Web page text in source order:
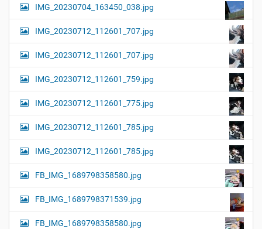
IMG_20230704_163450_038.jpg
IMG_20230712_112601_707.jpg
IMG_20230712_112601_707.jpg
IMG_20230712_112601_759.jpg
IMG_20230712_112601_775.jpg
IMG_20230712_112601_785.jpg
IMG_20230712_112601_785.jpg
FB_IMG_1689798358580.jpg
FB_IMG_1689798371539.jpg
FB_IMG_1689798358580.jpg